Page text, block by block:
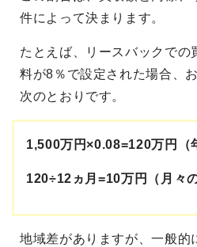
件によって決まります。
たとえば、リースバックで
料が8％で設定された場合、
次のとおりです。
1,500万円×0.08=120万円（
120÷12ヵ月=10万円（月々
地域差がありますが、一般的